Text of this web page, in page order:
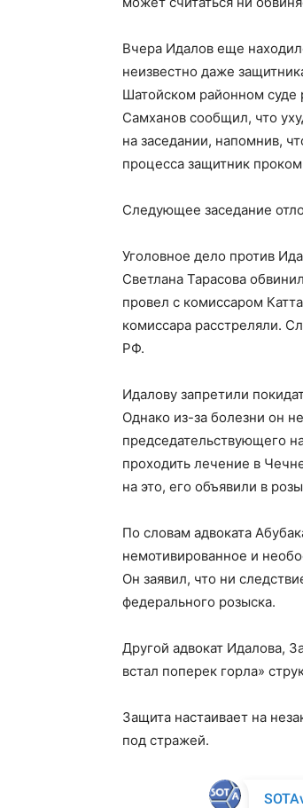
Вчера Идалов еще
неизвестно даже
Шатойском районном суде
Самханов сообщил, что
на заседании, напомнив,
процесса защитник
Следующее заседание
Уголовное дело против
Светлана Тарасова
провел с комиссаром
комиссара расстреляли.
РФ.
Идалову запретили
Однако из-за болезни он
председательствующего
проходить лечение в
на это, его объявили в
По словам адвоката
немотивированное и
Он заявил, что ни
федерального розыска.
Другой адвокат Идалова,
встал поперек горла»
Защита настаивает на
под стражей.